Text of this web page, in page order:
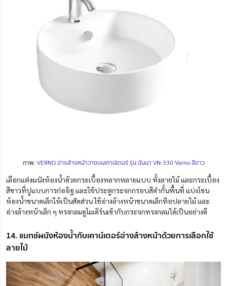
ภาพ:VERNO อ่างล้างหน้าวางบนเคาน์เตอร์ รุ่น อันนา VN-330 Verno สีขาว
เลือกแต่งผนังห้องน้ำด้วยกระเบื้องหลากหลายแบบ ทั้งลายไม้ และกระเบื้อง
สีขาวที่ปูแบบการก่ออิฐ และใช้ประตูกระจกกรอบสีดำกั้นพื้นที่ แบ่งโซน
ห้องน้ำขนาดเล็กให้เป็นสัดส่วน ใช้อ่างล้างหน้าขนาดเล็กท็อปลายไม้ และ
อ่างล้างหน้าเล็ก ๆ ทรงกลมดูโมเดิร์นเข้ากับกระจกทรงกลมได้เป็นอย่างดี
14. แมทช์ผนังห้องน้ำกับเคาน์เตอร์อ่างล้างหน้าด้วยการเลือกใช้
ลายไม้